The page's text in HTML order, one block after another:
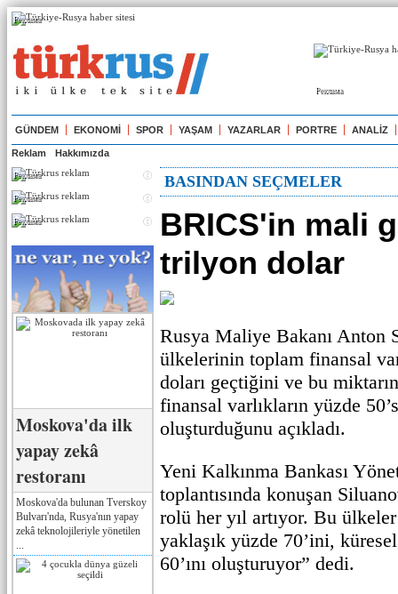
Реклама
Реклама
GÜNDEM EKONOMİ SPOR YAŞAM YAZARLAR PORTRE ANALİZ
Reklam Hakkımızda
Реклама
Реклама
Реклама
Moskova'da ilk
yapay zekâ
restoranı
Moskova'da bulunan Tverskoy
Bulvarı'nda, Rusya'nın yapay
zekâ teknolojileriyle yönetilen
BASINDAN SEÇMELER
BRICS'in mali
trilyon dolar
Rusya Maliye Bakanı Anton
ülkelerinin toplam finansal
doları geçtiğini ve bu
finansal varlıkların yüzde
oluşturduğunu açıkladı.
Yeni Kalkınma Bankası
toplantısında konuşan
rolü her yıl artıyor. Bu
yaklaşık yüzde 70’ini,
60’ını oluşturuyor” dedi.